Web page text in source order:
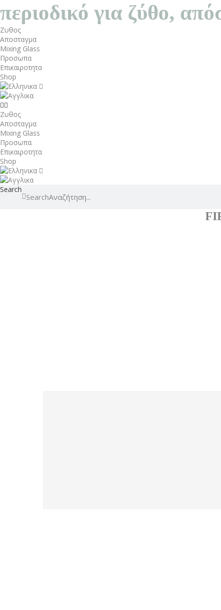
περιοδικό για ζύθο,
Ζυθος
Αποσταγμα
Mixing Glass
Προσωπα
Επικαιροτητα
Shop
Ζυθος
Αποσταγμα
Mixing Glass
Προσωπα
Επικαιροτητα
Shop
Search
Search